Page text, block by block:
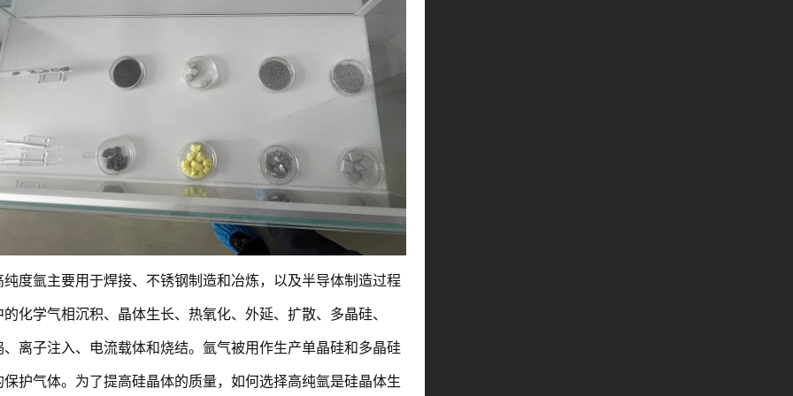
纯度氩主要用于焊接、不锈钢制造和冶炼，以及半导体制造过程
的化学气相沉积、晶体生长、热氧化、外延、扩散、多晶硅、
、离子注入、电流载体和烧结。氩气被用作生产单晶硅和多晶硅
保护气体。为了提高硅晶体的质量，如何选择高纯氩是硅晶体生